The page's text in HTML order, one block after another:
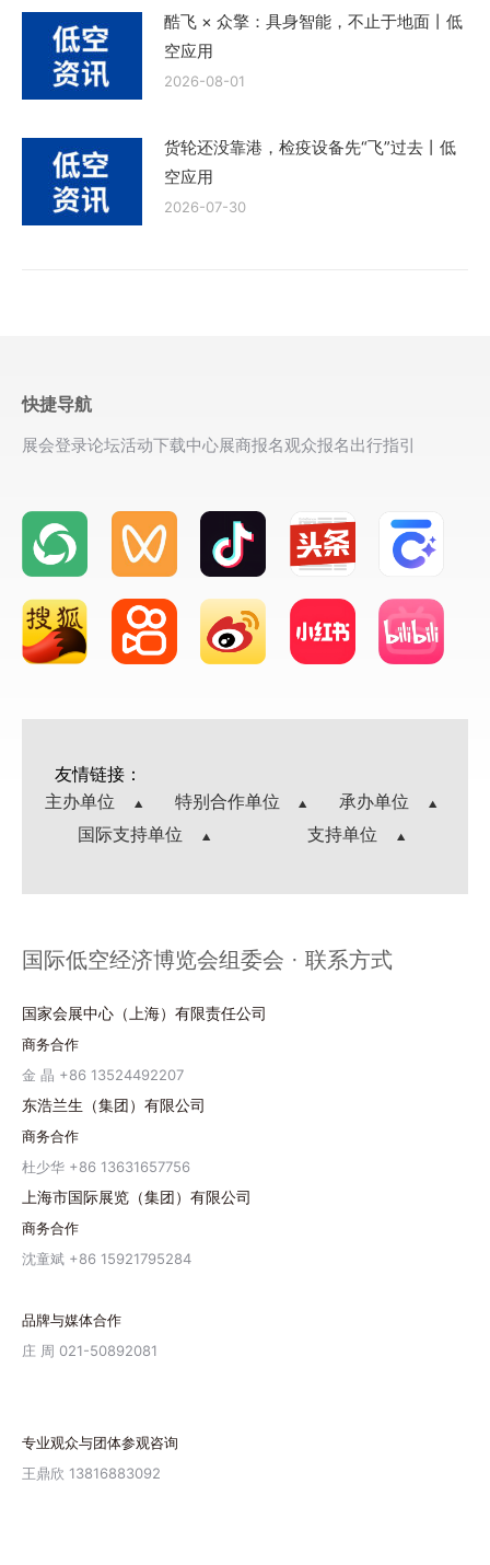
酷飞 × 众擎：具身智能，不止于地面丨低
空应用
2026-08-01
货轮还没靠港，检疫设备先“飞”过去丨低
空应用
2026-07-30
快捷导航
展会登录论坛活动下载中心展商报名观众报名出行指引
友情链接：
主办单位
特别合作单位
承办单位
国际支持单位
支持单位
国际低空经济博览会组委会 · 联系方式
国家会展中心（上海）有限责任公司
商务合作
金 晶 +86 13524492207
东浩兰生（集团）有限公司
商务合作
杜少华 +86 13631657756
上海市国际展览（集团）有限公司
商务合作
沈童斌 +86 15921795284
品牌与媒体合作
庄 周 021-50892081
专业观众与团体参观咨询
王鼎欣 13816883092